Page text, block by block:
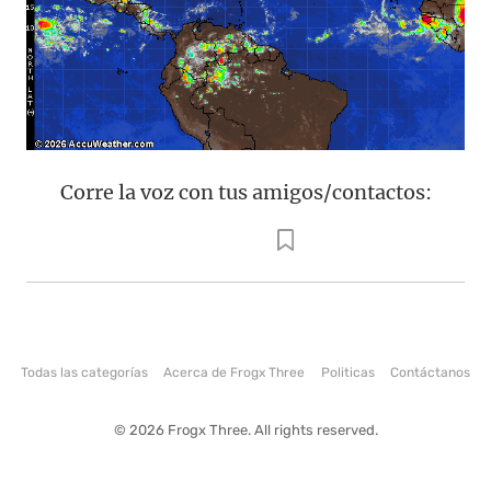
Corre la voz con tus amigos/contactos:
Todas las categorías Acerca de Frogx Three Politicas Contáctanos
© 2026 Frogx Three. All rights reserved.